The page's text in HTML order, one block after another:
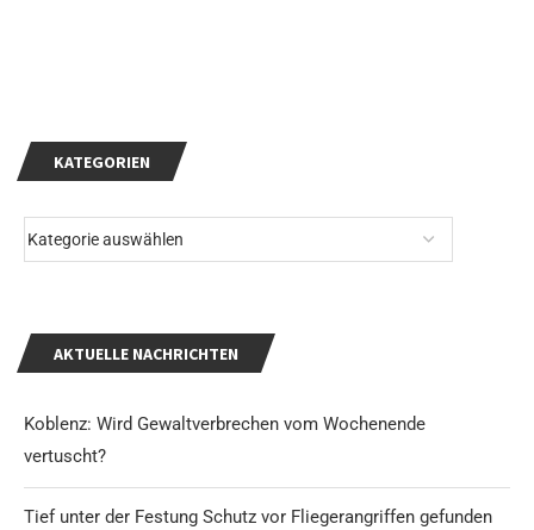
KATEGORIEN
AKTUELLE NACHRICHTEN
Koblenz: Wird Gewaltverbrechen vom Wochenende
vertuscht?
Tief unter der Festung Schutz vor Fliegerangriffen gefunden